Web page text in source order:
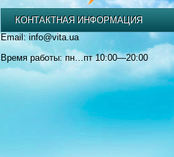
КОНТАКТНАЯ ИНФОРМАЦИЯ
Email: info@vita.ua
Время работы: пн…пт 10:00—20:00